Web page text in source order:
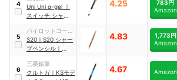
4
Uni Uni α-gel ｜
スイッチ シャーペ
1P
4.25
783円
Amazon
5
パイロットコーポ
レーション
S20 ｜ S20 シャー
プペンシル ｜
4.83
1,773円
Amazon
6
三菱鉛筆
クルトガ ｜ KSモデ
4.67 Amazon